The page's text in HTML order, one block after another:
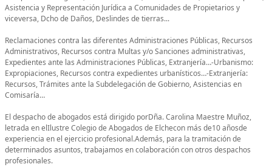
Asistencia y Representación Jurídica a Comunidades de Propietarios y
viceversa, Dcho de Daños, Deslindes de tierras...
Reclamaciones contra las diferentes Administraciones Públicas, Recursos
Administrativos, Recursos contra Multas y/o Sanciones administrativas,
Expedientes ante las Administraciones Públicas, Extranjería…-Urbanismo:
Expropiaciones, Recursos contra expedientes urbanísticos…-Extranjería:
Recursos, Trámites ante la Subdelegación de Gobierno, Asistencias en
Comisaría…
El despacho de abogados está dirigido porDña. Carolina Maestre Muñoz,
letrada en elIlustre Colegio de Abogados de Elchecon más de10 añosde
experiencia en el ejercicio profesional.Además, para la tramitación de
determinados asuntos, trabajamos en colaboración con otros despachos
profesionales.